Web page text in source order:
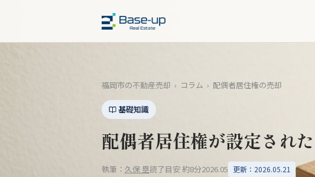
福岡市の不動産売却 › コラム › 配偶者居住権の売却
基礎知識
配偶者居住権が設定され
執筆： 久保 塁読了目安 約8分2026.05 更新：2026.05.21